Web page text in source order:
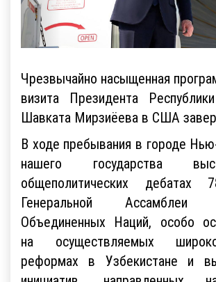
Чрезвычайно насыщенная
визита Президента
Шавката Мирзиёева в США
В ходе пребывания в городе
нашего государства
общеполитических дебатах
Генеральной Ассамблеи
Объединенных Наций, особо
на осуществляемых
реформах в Узбекистане и